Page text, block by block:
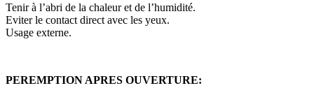
Tenir à l’abri de la chaleur et de l’humidité.
Eviter le contact direct avec les yeux.
Usage externe.
PEREMPTION APRES OUVERTURE: